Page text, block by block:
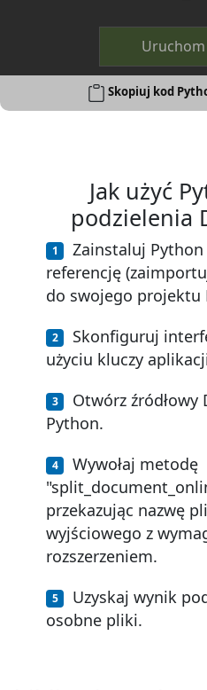
Skopiuj kod
Jak użyć
podzielenia
Zainstaluj Python
referencję
do swojego projektu
Skonfiguruj
użyciu kluczy
Otwórz źródłowy
Python.
Wywołaj metodę
przekazując nazwę
wyjściowego z
rozszerzeniem.
Uzyskaj wynik
osobne pliki.